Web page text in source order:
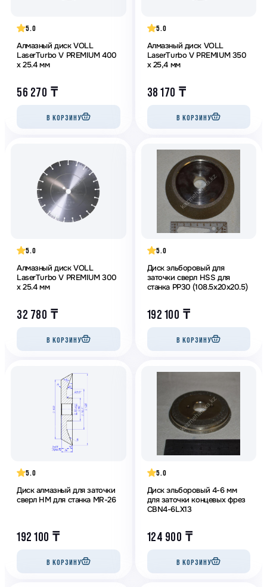
5.0
Алмазный диск VOLL
LaserTurbo V PREMIUM 400
х 25.4 мм
56 270 ₸
В КОРЗИНУ
5.0
Алмазный диск VOLL
LaserTurbo V PREMIUM 350
х 25,4 мм
38 170 ₸
В КОРЗИНУ
5.0
Алмазный диск VOLL
LaserTurbo V PREMIUM 300
х 25.4 мм
32 780 ₸
В КОРЗИНУ
5.0
Диск эльборовый для
заточки сверл НSS для
станка PP30 (108.5x20x20.5)
192 100 ₸
В КОРЗИНУ
5.0
Диск алмазный для заточки
сверл HM для станка MR-26
192 100 ₸
В КОРЗИНУ
5.0
Диск эльборовый 4-6 мм
для заточки концевых фрез
CBN4-6LX13
124 900 ₸
В КОРЗИНУ